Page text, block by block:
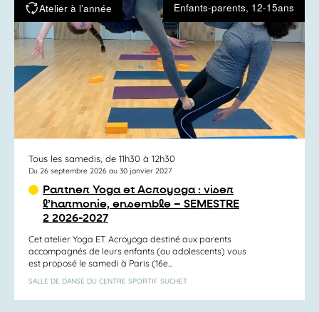
Atelier à l’année Enfants-parents, 12-15ans
Tous les samedis, de 11h30 à 12h30
Du 26 septembre 2026 au 30 janvier 2027
Partner Yoga et Acroyoga : viser
l’harmonie, ensemble – SEMESTRE
2 2026-2027
Cet atelier Yoga ET Acroyoga destiné aux parents
accompagnés de leurs enfants (ou adolescents) vous
est proposé le samedi à Paris (16e...
SALLE DE DANSE DU CENTRE SPORTIF SUCHET